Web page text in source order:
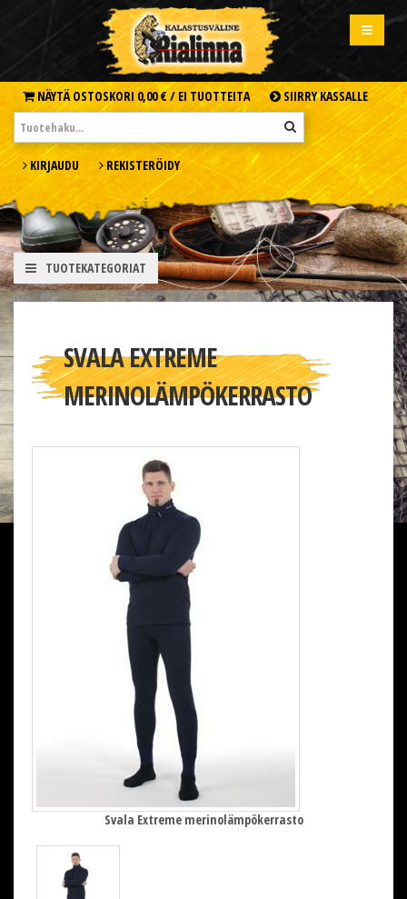
NÄYTÄ OSTOSKORI 0,00 € / EI TUOTTEITA SIIRRY KASSALLE
KIRJAUDU REKISTERÖIDY
TUOTEKATEGORIAT
SVALA EXTREME
MERINOLÄMPÖKERRASTO
Svala Extreme merinolämpökerrasto